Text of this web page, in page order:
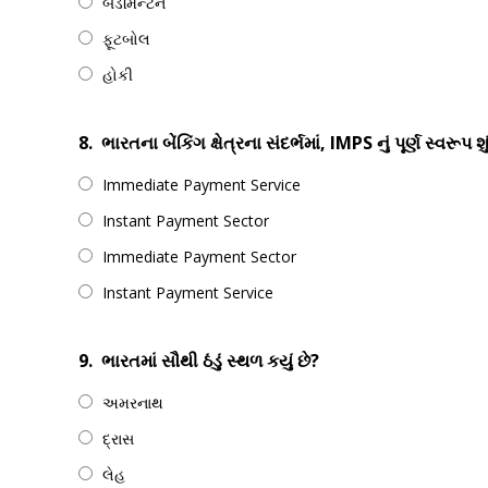
ફૂટબોલ
હોકી
8. ભારતના બેંકિંગ ક્ષેત્રના સંદર્ભમાં, IMPS નું પૂર્ણ સ્વરૂપ
Immediate Payment Service
Instant Payment Sector
Immediate Payment Sector
Instant Payment Service
9. ભારતમાં સૌથી ઠંડું સ્થળ કયું છે?
અમરનાથ
દ્રાસ
લેહ